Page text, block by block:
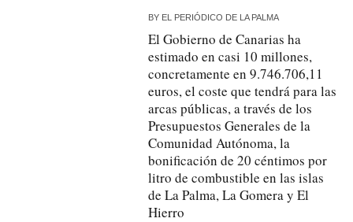
BY EL PERIÓDICO DE LA PALMA
El Gobierno de Canarias ha
estimado en casi 10 millones,
concretamente en 9.746.706,11
euros, el coste que tendrá para las
arcas públicas, a través de los
Presupuestos Generales de la
Comunidad Autónoma, la
bonificación de 20 céntimos por
litro de combustible en las islas
de La Palma, La Gomera y El
Hierro